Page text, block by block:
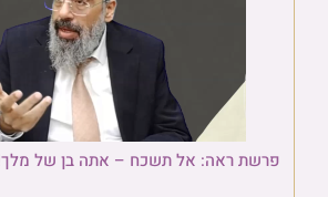
פרשת ראה: אל תשכח – אתה בן של